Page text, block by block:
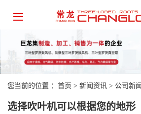
您当前的位置 ： 首页 > 新闻资讯 > 公司新闻
选择吹叶机可以根据您的地形